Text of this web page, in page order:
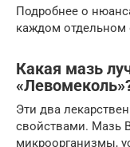
Подробнее о
каждом отдельном
Какая мазь
Эти два
свойствами. Мазь
микроорганизмы,